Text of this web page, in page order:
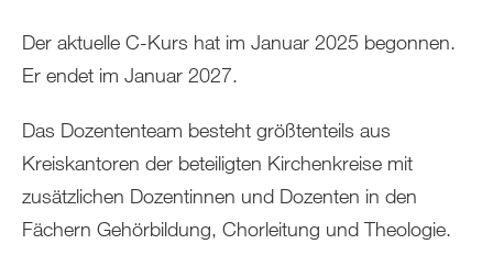
Der aktuelle C-Kurs hat im Januar 2025 begonnen.
Er endet im Januar 2027.
Das Dozententeam besteht größtenteils aus
Kreiskantoren der beteiligten Kirchenkreise mit
zusätzlichen Dozentinnen und Dozenten in den
Fächern Gehörbildung, Chorleitung und Theologie.